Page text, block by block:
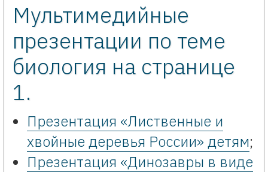
Задачи
Картинки
Контакты
Мультимедийные
презентации по теме
биология на странице
1.
Презентация «Лиственные и
хвойные деревья России» детям;
Презентация «Динозавры в виде